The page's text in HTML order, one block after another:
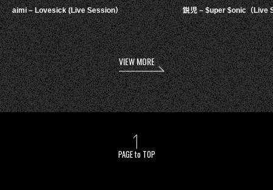
aimi – Lovesick (Live Session） 鋭児 – $uper $onic（Live
VIEW MORE
PAGE to TOP